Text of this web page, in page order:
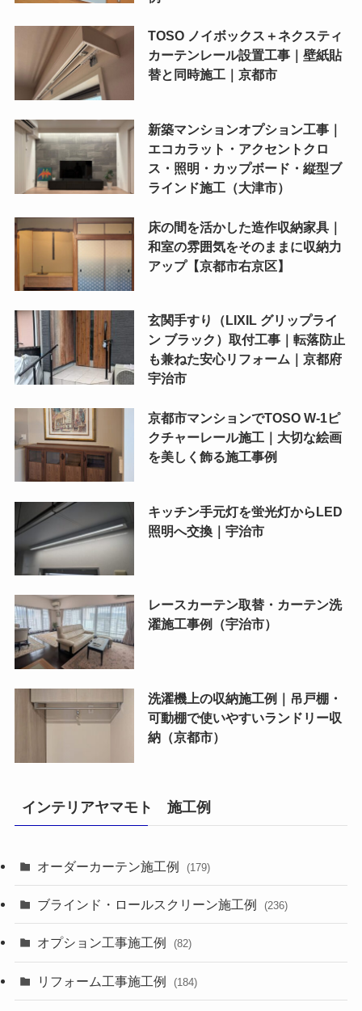
TOSO ノイボックス＋ネクスティ
カーテンレール設置工事｜壁紙貼
替と同時施工｜京都市
新築マンションオプション工事｜
エコカラット・アクセントクロ
ス・照明・カップボード・縦型ブ
ラインド施工（大津市）
床の間を活かした造作収納家具｜
和室の雰囲気をそのままに収納力
アップ【京都市右京区】
玄関手すり（LIXIL グリップライ
ン ブラック）取付工事｜転落防止
も兼ねた安心リフォーム｜京都府
宇治市
京都市マンションでTOSO W-1ピ
クチャーレール施工｜大切な絵画
を美しく飾る施工事例
キッチン手元灯を蛍光灯からLED
照明へ交換｜宇治市
レースカーテン取替・カーテン洗
濯施工事例（宇治市）
洗濯機上の収納施工例｜吊戸棚・
可動棚で使いやすいランドリー収
納（京都市）
インテリアヤマモト 施工例
オーダーカーテン施工例 (179)
ブラインド・ロールスクリーン施工例 (236)
オプション工事施工例 (82)
リフォーム工事施工例 (184)